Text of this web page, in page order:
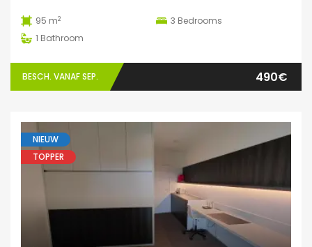
95 m2 3 Bedrooms
1 Bathroom
BESCH. VANAF SEP. 490€
NIEUW
TOPPER